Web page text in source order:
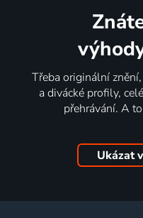
Třeba originální
a divácké profily,
přehrávání. A
Ukázat